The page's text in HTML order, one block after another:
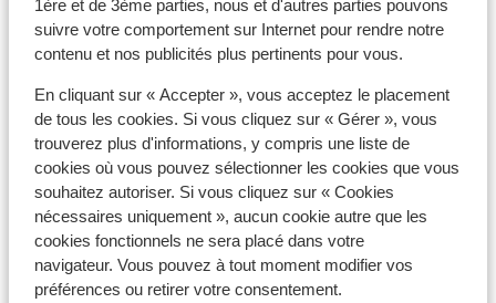
1ère et de 3ème parties, nous et d'autres parties pouvons
suivre votre comportement sur Internet pour rendre notre
contenu et nos publicités plus pertinents pour vous.
En cliquant sur « Accepter », vous acceptez le placement
de tous les cookies. Si vous cliquez sur « Gérer », vous
trouverez plus d'informations, y compris une liste de
cookies où vous pouvez sélectionner les cookies que vous
souhaitez autoriser. Si vous cliquez sur « Cookies
nécessaires uniquement », aucun cookie autre que les
cookies fonctionnels ne sera placé dans votre
navigateur. Vous pouvez à tout moment modifier vos
préférences ou retirer votre consentement.
Forfait remontées mécaniques
Cours de ski
Matériel de ski
Autres hébergements - Val Thorens